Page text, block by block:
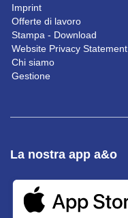
Imprint
Offerte di lavoro
Stampa - Download
Website Privacy Statement
Chi siamo
Gestione
La nostra app a&o